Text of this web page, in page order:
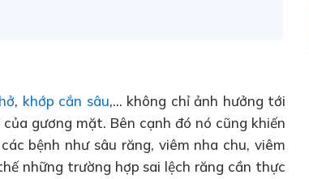
, khớp cắn sâu,… không chỉ ảnh hưởng tới
gương mặt. Bên cạnh đó nó cũng khiến
bệnh như sâu răng, viêm nha chu, viêm
những trường hợp sai lệch răng cần thực